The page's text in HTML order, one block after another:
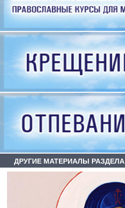
ДРУГИЕ МАТЕРИАЛЫ РАЗДЕЛА